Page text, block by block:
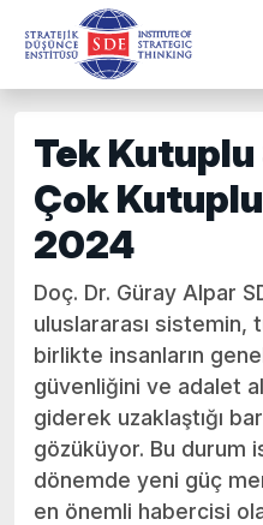
Tek
Çok
2024
Doç. Dr. Güray Alpar
uluslararası sistemin,
birlikte insanların
güvenliğini ve adalet
giderek uzaklaştığı
gözüküyor. Bu durum
dönemde yeni güç
en önemli habercisi